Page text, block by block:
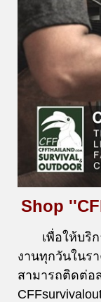
Shop
เพื่อให้บริ
งานทุกวันในร
สามารถติดต่อ